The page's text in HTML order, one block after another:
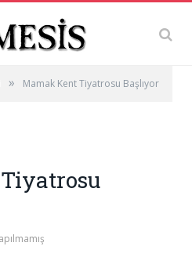
» Mamak Kent Tiyatrosu Başlıyor